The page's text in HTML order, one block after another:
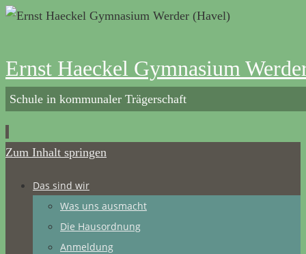
Ernst Haeckel Gymnasium
Schule in kommunaler Trägerschaft
Zum Inhalt springen
Das sind wir
Was uns ausmacht
Die Hausordnung
Anmeldung